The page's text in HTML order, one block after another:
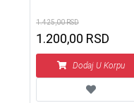
1.425,00 RSD
1.200,00 RSD
Dodaj U Korpu